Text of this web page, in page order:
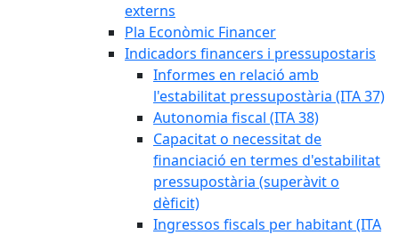
externs
Pla Econòmic Financer
Indicadors financers i pressupostaris
Informes en relació amb
l'estabilitat pressupostària (ITA 37)
Autonomia fiscal (ITA 38)
Capacitat o necessitat de
financiació en termes d'estabilitat
pressupostària (superàvit o
dèficit)
Ingressos fiscals per habitant (ITA